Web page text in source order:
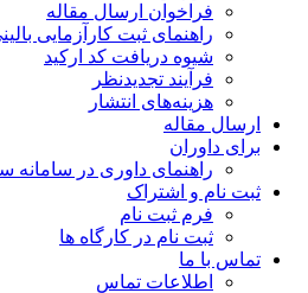
فراخوان ارسال مقاله
راهنمای ثبت کارآزمایی بالینی
شیوه دریافت کد ارکید
فرآیند تجدیدنظر
هزینه‌های انتشار
ارسال مقاله
برای داوران
راهنمای داوری در سامانه سبا
ثبت نام و اشتراک
فرم ثبت نام
ثبت نام در کارگاه ها
تماس با ما
اطلاعات تماس